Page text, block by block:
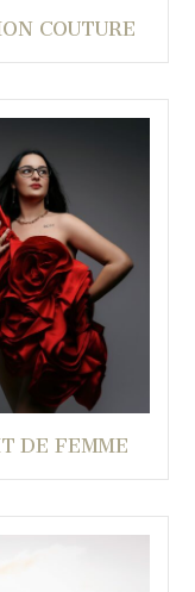
COUTURE
DE FEMME